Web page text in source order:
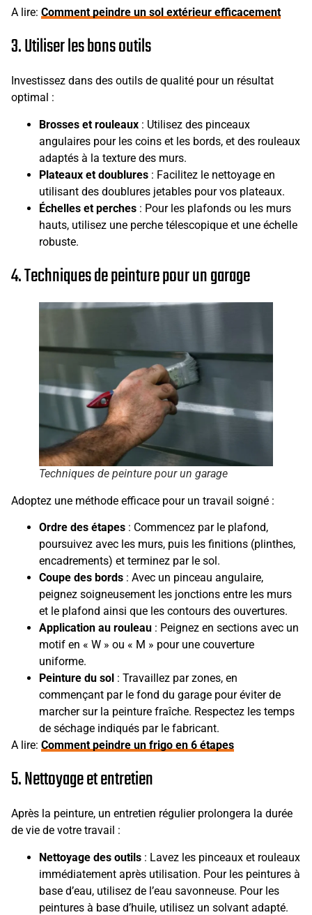
A lire: Comment peindre un sol extérieur efficacement
3. Utiliser les bons outils
Investissez dans des outils de qualité pour un résultat
optimal :
Brosses et rouleaux : Utilisez des pinceaux
angulaires pour les coins et les bords, et des rouleaux
adaptés à la texture des murs.
Plateaux et doublures : Facilitez le nettoyage en
utilisant des doublures jetables pour vos plateaux.
Échelles et perches : Pour les plafonds ou les murs
hauts, utilisez une perche télescopique et une échelle
robuste.
4. Techniques de peinture pour un garage
Techniques de peinture pour un garage
Adoptez une méthode efficace pour un travail soigné :
Ordre des étapes : Commencez par le plafond,
poursuivez avec les murs, puis les finitions (plinthes,
encadrements) et terminez par le sol.
Coupe des bords : Avec un pinceau angulaire,
peignez soigneusement les jonctions entre les murs
et le plafond ainsi que les contours des ouvertures.
Application au rouleau : Peignez en sections avec un
motif en « W » ou « M » pour une couverture
uniforme.
Peinture du sol : Travaillez par zones, en
commençant par le fond du garage pour éviter de
marcher sur la peinture fraîche. Respectez les temps
de séchage indiqués par le fabricant.
A lire: Comment peindre un frigo en 6 étapes
5. Nettoyage et entretien
Après la peinture, un entretien régulier prolongera la durée
de vie de votre travail :
Nettoyage des outils : Lavez les pinceaux et rouleaux
immédiatement après utilisation. Pour les peintures à
base d’eau, utilisez de l’eau savonneuse. Pour les
peintures à base d’huile, utilisez un solvant adapté.